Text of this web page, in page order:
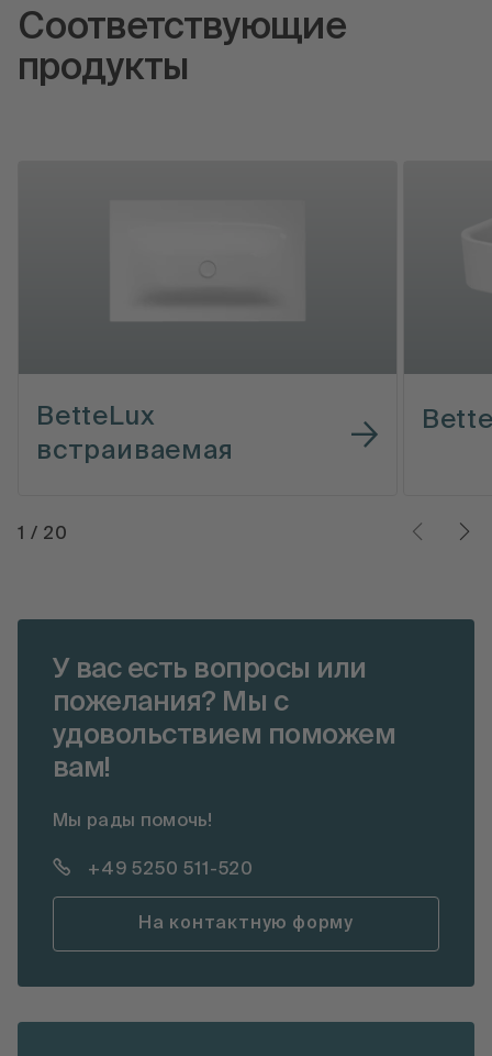
Соответствующие
продукты
BetteLux
встраиваемая
1 / 20
У вас есть вопросы или
пожелания? Мы с
удовольствием поможем
вам!
Мы рады помочь!
+49 5250 511-520
На контактную форму